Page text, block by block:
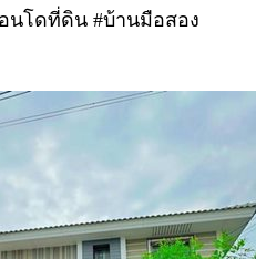
นโดที่ดิน #บ้านมือสอง